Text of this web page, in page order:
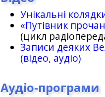
Унікальні
«Путівник
(цикл
Записи деяких
(відео, аудіо)
Аудіо-програми